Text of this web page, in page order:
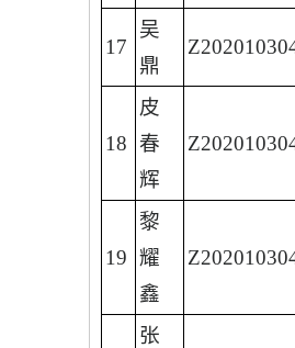
17
吴
鼎
18
皮
春
辉
19
黎
耀
鑫
张